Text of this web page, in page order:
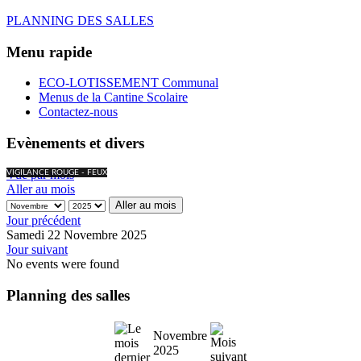
PLANNING DES SALLES
Menu rapide
ECO-LOTISSEMENT Communal
Menus de la Cantine Scolaire
Contactez-nous
Evènements et divers
VIGILANCE ROUGE - FEUX
Vue par mois
Aller au mois
Aller au mois
Jour précédent
Samedi 22 Novembre 2025
Jour suivant
No events were found
Planning des salles
Novembre
2025